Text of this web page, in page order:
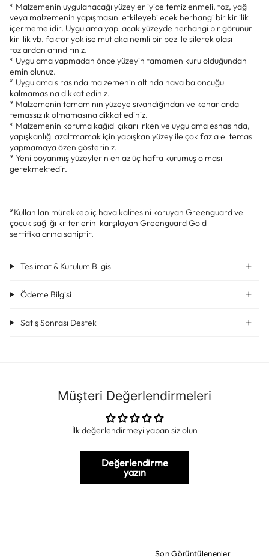
* Malzemenin uygulanacağı yüzeyler iyice temizlenmeli, toz, yağ
veya malzemenin yapışmasını etkileyebilecek herhangi bir kirlilik
içermemelidir. Uygulama yapılacak yüzeyde herhangi bir görünür
kirlilik vb. faktör yok ise mutlaka nemli bir bez ile silerek olası
tozlardan arındırınız.
* Uygulama yapmadan önce yüzeyin tamamen kuru olduğundan
emin olunuz.
* Uygulama sırasında malzemenin altında hava baloncuğu
kalmamasına dikkat ediniz.
* Malzemenin tamamının yüzeye sıvandığından ve kenarlarda
temassızlık olmamasına dikkat ediniz.
* Malzemenin koruma kağıdı çıkarılırken ve uygulama esnasında,
yapışkanlığı azaltmamak için yapışkan yüzey ile çok fazla el teması
yapmamaya özen gösteriniz.
* Yeni boyanmış yüzeylerin en az üç hafta kurumuş olması
gerekmektedir.
*Kullanılan mürekkep iç hava kalitesini koruyan Greenguard ve
çocuk sağlığı kriterlerini karşılayan Greenguard Gold
sertifikalarına sahiptir.
Teslimat & Kurulum Bilgisi
Ödeme Bilgisi
Satış Sonrası Destek
Müşteri Değerlendirmeleri
İlk değerlendirmeyi yapan siz olun
Değerlendirme
yazın
Son Görüntülenenler